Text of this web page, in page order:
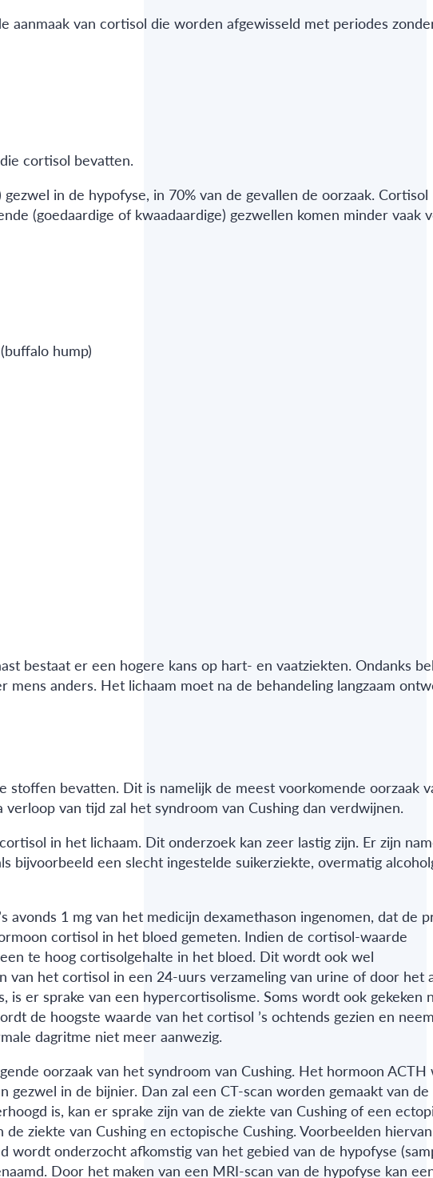
aanmaak van cortisol die worden afgewisseld met periodes
cortisol bevatten.
in de hypofyse, in 70% van de gevallen de oorzaak. Cortisol
(goedaardige of kwaadaardige) gezwellen komen minder vaak
hump)
bestaat er een hogere kans op hart- en vaatziekten. Ondanks
anders. Het lichaam moet na de behandeling langzaam
bevatten. Dit is namelijk de meest voorkomende oorzaak
van tijd zal het syndroom van Cushing dan verdwijnen.
in het lichaam. Dit onderzoek kan zeer lastig zijn. Er zijn
een slecht ingestelde suikerziekte, overmatig
1 mg van het medicijn dexamethason ingenomen, dat de
cortisol in het bloed gemeten. Indien de cortisol-waarde
te hoog cortisolgehalte in het bloed. Dit wordt ook wel
het cortisol in een 24-uurs verzameling van urine of door het
er sprake van een hypercortisolisme. Soms wordt ook gekeken
de hoogste waarde van het cortisol ’s ochtends gezien en
dagritme niet meer aanwezig.
oorzaak van het syndroom van Cushing. Het hormoon
gezwel in de bijnier. Dan zal een CT-scan worden gemaakt van
is, kan er sprake zijn van de ziekte van Cushing of een
ziekte van Cushing en ectopische Cushing. Voorbeelden
onderzocht afkomstig van het gebied van de hypofyse
Door het maken van een MRI-scan van de hypofyse kan